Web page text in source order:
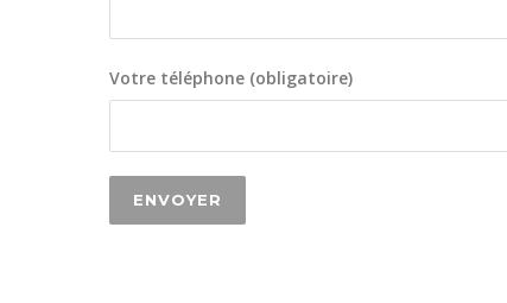
Votre téléphone (obligatoire)